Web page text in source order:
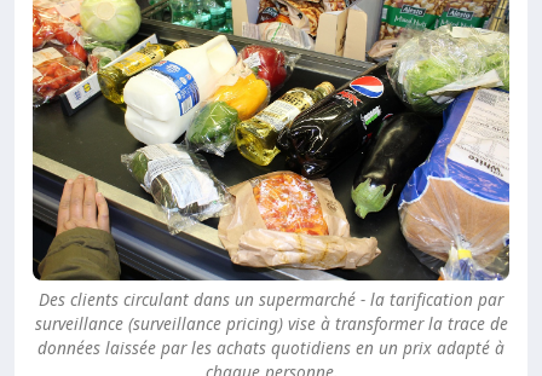
Des clients circulant dans un supermarché - la tarification par
surveillance (surveillance pricing) vise à transformer la trace de
données laissée par les achats quotidiens en un prix adapté à